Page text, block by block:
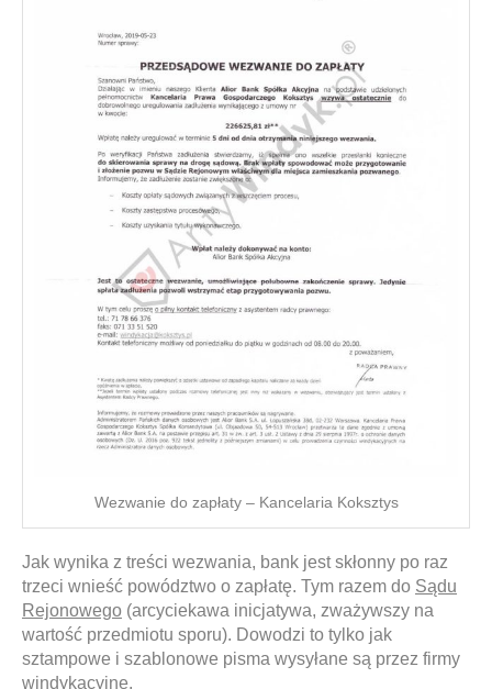
Wezwanie do zapłaty – Kancelaria Koksztys
Jak wynika z treści wezwania, bank jest skłonny po raz
trzeci wnieść powództwo o zapłatę. Tym razem do Sądu
Rejonowego (arcyciekawa inicjatywa, zważywszy na
wartość przedmiotu sporu). Dowodzi to tylko jak
sztampowe i szablonowe pisma wysyłane są przez firmy
windykacyjne.